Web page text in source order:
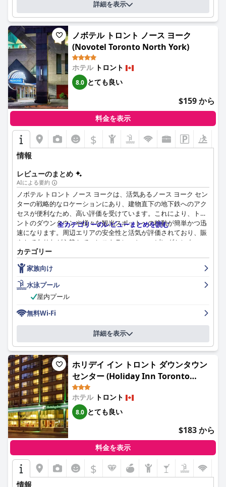
無料Wi-Fiは施設全体で提供されていますが、頻繁な切断や速度低
下の問題に直面しており、ゲストのエクスペリエンスに影響を与
えています。
ジムとプールの設備は、賛否両論のフィードバックを受けていま
す。一部のゲストは、ジムが設備も充実しており、プールエリア
は快適で清潔だと感じていますが、オーバーホールとより良いメ
ンテナンスの必要性を強調する人もいます。閉鎖や不十分な情報
などの運営上の不便さが、その体験を損ねています。
駐車場は十分で便利ですが、1日18ドルの料金は多くの人に高す
ぎると考えられており、一部のゲストは隠れた料金だと感じてい
ます。最後に、ホテルは家族連れに優しいと考えられており、子
供連れの旅行者に人気があります。
全体として、パンパシフィック・トロントは、食事、メンテナン
ス、サービスの安定性において改善が必要な点はあるものの、数
多くの設備を備えた快適で静かな滞在を提供しています。
詳細を表示
ノボテル トロント ノース ヨーク
(Novotel Toronto North York)
ホテル トロント
8.0 とても良い
$159 から
料金を表示
$
情報
レビューのまとめ
AIによる要約
ノボテル トロント ノース ヨークは、活気あるノース ヨーク セン
ターの戦略的なロケーションにあり、建物直下の地下鉄へのアク
セスが便利なため、高い評価を受けています。これにより、トロ
ントのダウンタウンや様々な観光スポットへの移動が簡単かつ迅
速になります。周辺エリアの安全性と活気が評価されており、賑
やかでありながら静かで、レストラン、ショッピングセンター、
生活に必要なサービスなど、様々なアメニティに簡単にアクセス
できます。主要な高速道路や空港へのアクセスも良いため、快適
でアクセスしやすい滞在を求める旅行者にとって適切な選択肢と
なっています。
ホテルの朝食は特に高く評価されており、多くのお客様が「とて
も良い」または「素晴らしい」と評価しています。朝食ビュッフ
ェは、豊富で多様な品揃えで、料理の質とフレンドリーなサービ
スによってさらに高められています。高価格で週末のみの提供で
あるにもかかわらず、朝食体験は多くの訪問者にとってハイライ
トとなっています。併設レストランでの夕食は、料理の質は良い
と評価されていますが、メニューが限られていることと価格が高
いことから、地元のレストランを探すお客様もいます。
ホテルの客室は一般的に、広さ、快適さ、高層階からの眺めの良
さが評価されています。モダンな家具や快適なベッドは好評です
が、エアコンの故障や内装の古さなど、アップデートやメンテナ
ンスの必要性を指摘するレビューもあります。清掃に関するフィ
ードバックは概ね良好ですが、ハウスキーピングの頻度やより徹
底的な清掃の実践にはばらつきがあります。
ホテルのスタッフは、そのフレンドリーさ、プロ意識、そして親
切さで頻繁に称賛されています。お客様は、受付やフロントデス
クの担当者との好意的なやり取りをよく覚えており、彼らの丁寧
で親切なサービスを通して、全体的な体験を高めています。ただ
全カテゴリーのレビューまとめを読む
カテゴリー
家族向け
水泳プール
屋内プール
無料Wi-Fi
詳細を表示
ホリデイ イン トロント ダウンタウン
センター (Holiday Inn Toronto
Downtown Centre by IHG)
ホテル トロント
8.0 とても良い
$183 から
料金を表示
$
情報